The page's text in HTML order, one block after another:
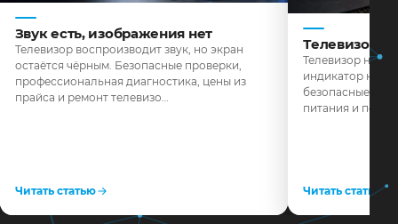
Звук есть, изображения нет
Телевизор воспроизводит звук, но экран
остаётся чёрным. Безопасные проверки,
профессиональная диагностика, цены из
прайса и ремонт телевизо…
Читать статью
Телевизор
Телевизор не
индикатор не
безопасные
питания и
Читать статью